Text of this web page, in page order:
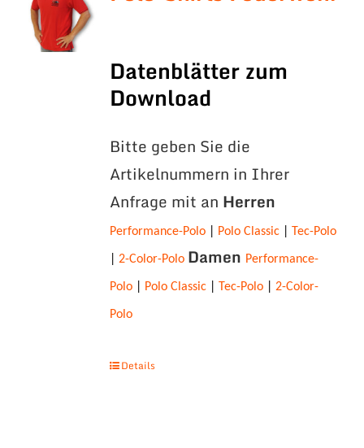
Datenblätter zum
Download
Bitte geben Sie die
Artikelnummern in Ihrer
Anfrage mit an Herren
Performance-Polo| Polo Classic| Tec-Polo
2-Color-Polo Damen Performance-
Polo| Polo Classic| Tec-Polo| 2-Color-
Polo
Details